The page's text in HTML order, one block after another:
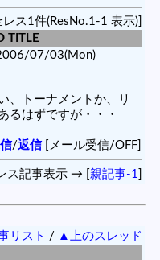
ス1件(ResNo.1-1 表示)]
TITLE
07/03(Mon)
、トーナメントか、リ
るはずですが・・・
/返信[メール受信/OFF]
ス記事表示 → [親記事-1 ]
リスト / ▲上のスレッド